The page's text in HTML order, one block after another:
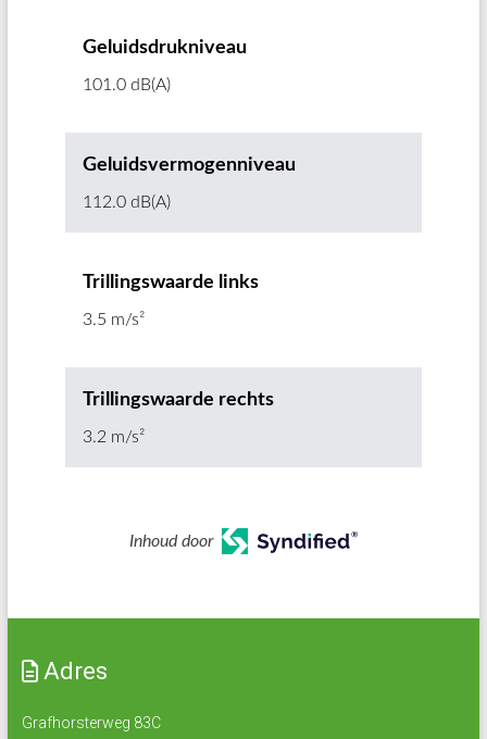
Geluidsdrukniveau
101.0 dB(A)
Geluidsvermogenniveau
112.0 dB(A)
Trillingswaarde links
3.5 m/s²
Trillingswaarde rechts
3.2 m/s²
Inhoud door
Adres
Grafhorsterweg 83C